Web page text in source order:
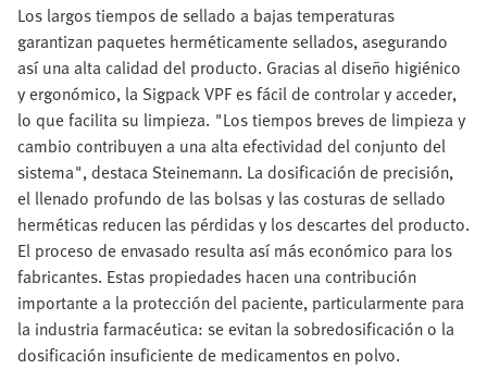
Los largos tiempos de sellado a bajas temperaturas
garantizan paquetes herméticamente sellados, asegurando
así una alta calidad del producto. Gracias al diseño higiénico
y ergonómico, la Sigpack VPF es fácil de controlar y acceder,
lo que facilita su limpieza. "Los tiempos breves de limpieza y
cambio contribuyen a una alta efectividad del conjunto del
sistema", destaca Steinemann. La dosificación de precisión,
el llenado profundo de las bolsas y las costuras de sellado
herméticas reducen las pérdidas y los descartes del producto.
El proceso de envasado resulta así más económico para los
fabricantes. Estas propiedades hacen una contribución
importante a la protección del paciente, particularmente para
la industria farmacéutica: se evitan la sobredosificación o la
dosificación insuficiente de medicamentos en polvo.